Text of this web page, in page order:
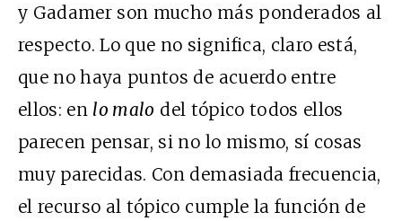
y Gadamer son mucho más ponderados al
respecto. Lo que no significa, claro está,
que no haya puntos de acuerdo entre
ellos: en lo malo del tópico todos ellos
parecen pensar, si no lo mismo, sí cosas
muy parecidas. Con demasiada frecuencia,
el recurso al tópico cumple la función de